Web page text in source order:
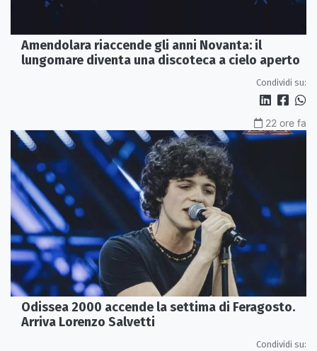
Amendolara riaccende gli anni Novanta: il
lungomare diventa una discoteca a cielo aperto
Condividi su:
22 ore fa
Odissea 2000 accende la settima di Feragosto.
Arriva Lorenzo Salvetti
Condividi su: